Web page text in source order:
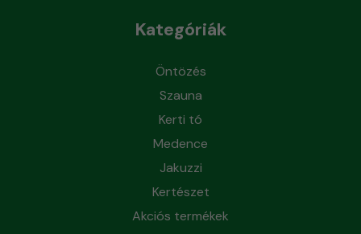
Kategóriák
Öntözés
Szauna
Kerti tó
Medence
Jakuzzi
Kertészet
Akciós termékek